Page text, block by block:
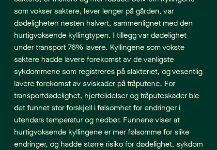
som vokser saktere, lever lenger på gården, var
dødeligheten nesten halvert, sammenlignet med den
hurtigvoksende kyllingtypen. I tillegg var dødelighet
under transport 76% lavere. Kyllingene som vokste
saktere hadde lavere forekomst av de vanligste
sykdommene som registreres på slakteriet, og vesentlig
lavere forekomst av sviskader på tråputene. For
transportdødelighet, hjertelidelser og tråputeskader ble
det funnet stor forskjell i følsomhet for endringer i
utendørs temperatur og nedbør. Funnene viser at
hurtigvoksende kyllingene er mer følsomme for slike
endringer, og hadde større risiko for dødelighet, sykdom